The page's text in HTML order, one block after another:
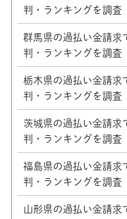
判・ランキングを調査
群馬県の過払い金請求
判・ランキングを調査
栃木県の過払い金請求
判・ランキングを調査
茨城県の過払い金請求
判・ランキングを調査
福島県の過払い金請求
判・ランキングを調査
山形県の過払い金請求